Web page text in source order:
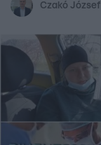
Czakó József